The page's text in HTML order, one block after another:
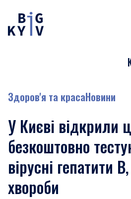
Здоров'я та красаНовини
У Києві відкрили
безкоштовно
вірусні гепатити
хвороби